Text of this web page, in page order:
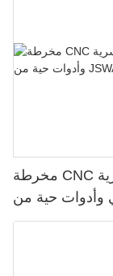
مخرطة CNC سويسرية TD265 ذات 5 محاور مع مغزل